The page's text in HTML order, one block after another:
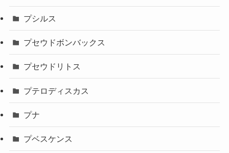
プシルス
プセウドボンバックス
プセウドリトス
プテロディスカス
プナ
プベスケンス